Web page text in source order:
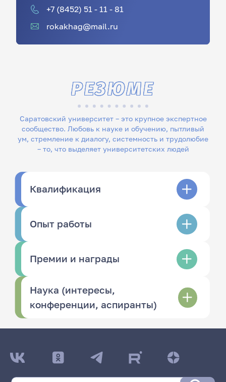
+7 (8452) 51 - 11 - 81
rokakhag@mail.ru
Саратовский университет – это крупное экспертное
сообщество. Любовь к науке и обучению, пытливый
ум, стремление к диалогу, системность и трудолюбие
– то, что выделяет университетских людей
РЕЗЮМЕ
Квалификация
Опыт работы
Премии и награды
Наука (интересы,
конференции, аспиранты)